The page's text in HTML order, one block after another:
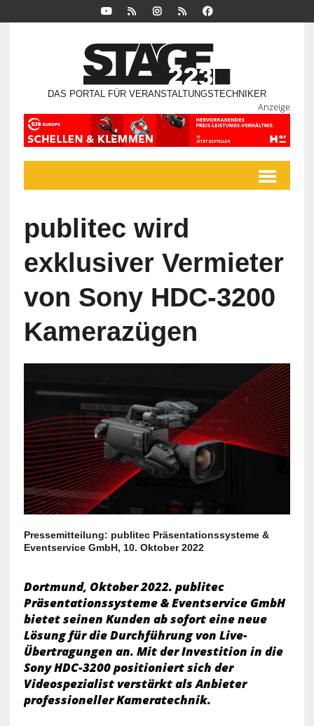
DAS PORTAL FÜR VERANSTALTUNGSTECHNIKER
Anzeige
publitec wird
exklusiver Vermieter
von Sony HDC-3200
Kamerazügen
Pressemitteilung: publitec Präsentationssysteme &
Eventservice GmbH, 10. Oktober 2022
Dortmund, Oktober 2022. publitec
Präsentationssysteme & Eventservice GmbH
bietet seinen Kunden ab sofort eine neue
Lösung für die Durchführung von Live-
Übertragungen an. Mit der Investition in die
Sony HDC-3200 positioniert sich der
Videospezialist verstärkt als Anbieter
professioneller Kameratechnik.